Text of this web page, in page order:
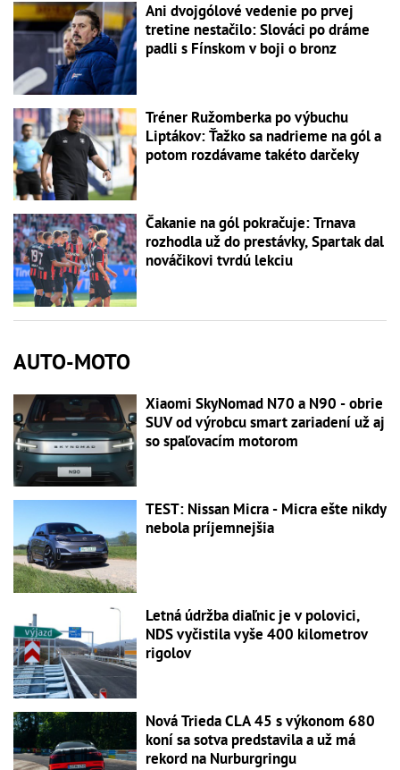
Ani dvojgólové vedenie po prvej
tretine nestačilo: Slováci po dráme
padli s Fínskom v boji o bronz
Tréner Ružomberka po výbuchu
Liptákov: Ťažko sa nadrieme na gól a
potom rozdávame takéto darčeky
Čakanie na gól pokračuje: Trnava
rozhodla už do prestávky, Spartak dal
nováčikovi tvrdú lekciu
AUTO-MOTO
Xiaomi SkyNomad N70 a N90 - obrie
SUV od výrobcu smart zariadení už aj
so spaľovacím motorom
TEST: Nissan Micra - Micra ešte nikdy
nebola príjemnejšia
Letná údržba diaľnic je v polovici,
NDS vyčistila vyše 400 kilometrov
rigolov
Nová Trieda CLA 45 s výkonom 680
koní sa sotva predstavila a už má
rekord na Nurburgringu